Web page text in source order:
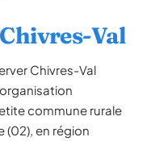
Val
Chivres-Val
commune rurale
(02), en région